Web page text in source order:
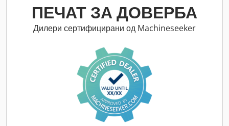
ПЕЧАТ ЗА ДОВЕРБА
Дилери сертифицирани од Machineseeker